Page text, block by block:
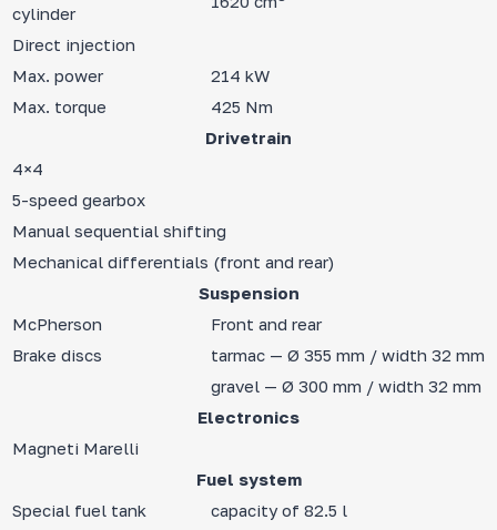
cylinder
Direct injection
Max. power
214 kW
Max. torque
425 Nm
Drivetrain
4×4
5-speed gearbox
Manual sequential shifting
Mechanical differentials (front and rear)
Suspension
McPherson
Front and rear
Brake discs
tarmac — Ø 355 mm / width 32 mm
gravel — Ø 300 mm / width 32 mm
Electronics
Magneti Marelli
Fuel system
Special fuel tank
capacity of 82.5 l